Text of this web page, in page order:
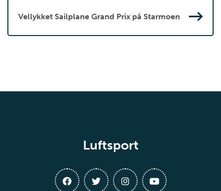
Vellykket Sailplane Grand Prix på Starmoen
Luftsport